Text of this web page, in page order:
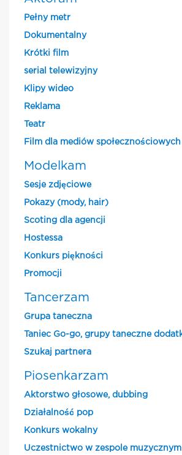
Pełny metr
Dokumentalny
Krótki film
serial telewizyjny
Klipy wideo
Reklama
Teatr
Film dla mediów społecznościowych
Modelkam
Sesje zdjęciowe
Pokazy (mody, hair)
Scoting dla agencji
Hostessa
Konkurs piękności
Promocji
Tancerzam
Grupa taneczna
Taniec Go-go, grupy taneczne
Szukaj partnera
Piosenkarzam
Aktorstwo głosowe, dubbing
Działalność pop
Konkurs wokalny
Uczestnictwo w zespole muzycznym